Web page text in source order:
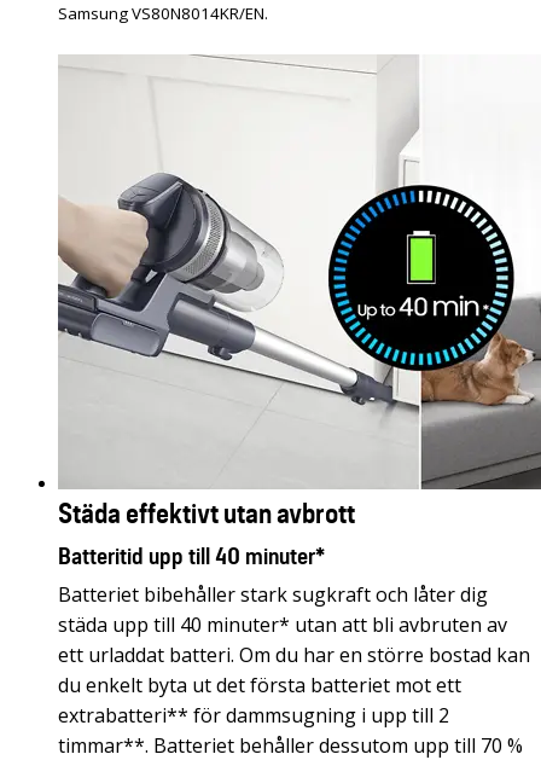
Samsung VS80N8014KR/EN.
Städa effektivt utan avbrott
Batteritid upp till 40 minuter*
Batteriet bibehåller stark sugkraft och låter dig
städa upp till 40 minuter* utan att bli avbruten av
ett urladdat batteri. Om du har en större bostad kan
du enkelt byta ut det första batteriet mot ett
extrabatteri** för dammsugning i upp till 2
timmar**. Batteriet behåller dessutom upp till 70 %